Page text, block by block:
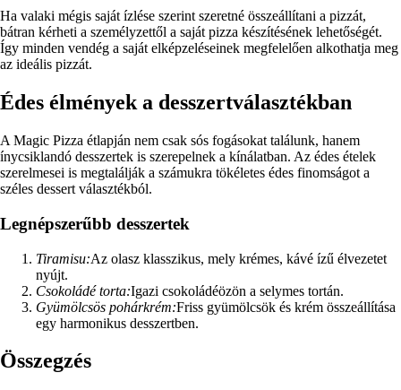
Ha valaki mégis saját ízlése szerint szeretné összeállítani a pizzát,
bátran kérheti a személyzettől a saját pizza készítésének lehetőségét.
Így minden vendég a saját elképzeléseinek megfelelően alkothatja meg
az ideális pizzát.
Édes élmények a desszertválasztékban
A Magic Pizza étlapján nem csak sós fogásokat találunk, hanem
ínycsiklandó desszertek is szerepelnek a kínálatban. Az édes ételek
szerelmesei is megtalálják a számukra tökéletes édes finomságot a
széles dessert választékból.
Legnépszerűbb desszertek
Tiramisu:Az olasz klasszikus, mely krémes, kávé ízű élvezetet
nyújt.
Csokoládé torta:Igazi csokoládéözön a selymes tortán.
Gyümölcsös pohárkrém:Friss gyümölcsök és krém összeállítása
egy harmonikus desszertben.
Összegzés